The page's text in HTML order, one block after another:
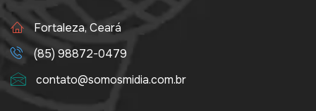
Fortaleza, Ceará
(85) 98872-0479
contato@somosmidia.com.br